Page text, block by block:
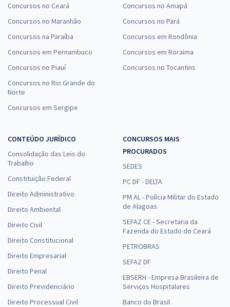
Concursos no Ceará
Concursos no Maranhão
Concursos na Paraíba
Concursos em Pernambuco
Concursos no Piauí
Concursos no Rio Grande do
Norte
Concursos em Sergipe
Concursos no Amapá
Concursos no Pará
Concursos em Rondônia
Concursos em Roraima
Concursos no Tocantins
CONTEÚDO JURÍDICO
Consolidação das Leis do
Trabalho
Constituição Federal
Direito Administrativo
Direito Ambiental
Direito Civil
Direito Constitucional
Direito Empresarial
Direito Penal
Direito Previdenciário
Direito Processual Civil
CONCURSOS MAIS
PROCURADOS
SEDES
PC DF - DELTA
PM AL - Polícia Militar do Estado
de Alagoas
SEFAZ CE - Secretaria da
Fazenda do Estado do Ceará
PETROBRAS
SEFAZ DF
EBSERH - Empresa Brasileira de
Serviços Hospitalares
Banco do Brasil